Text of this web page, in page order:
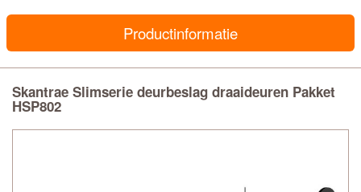
Productinformatie
Skantrae Slimserie deurbeslag draaideuren Pakket
HSP802